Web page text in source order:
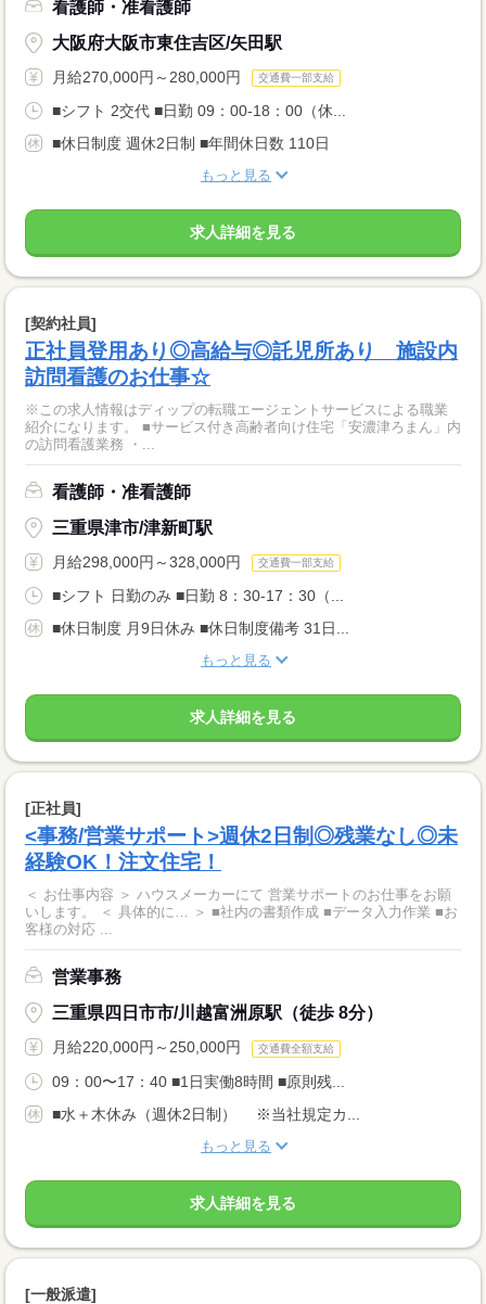
看護師・准看護師
大阪府大阪市東住吉区/矢田駅
月給270,000円～280,000円 交通費一部支給
■シフト 2交代 ■日勤 09：00-18：00（休...
■休日制度 週休2日制 ■年間休日数 110日
もっと見る
求人詳細を見る
[契約社員]
正社員登用あり◎高給与◎託児所あり 施設内
訪問看護のお仕事☆
※この求人情報はディップの転職エージェントサービスによる職業
紹介になります。 ■サービス付き高齢者向け住宅「安濃津ろまん」内
の訪問看護業務 ・...
看護師・准看護師
三重県津市/津新町駅
月給298,000円～328,000円 交通費一部支給
■シフト 日勤のみ ■日勤 8：30-17：30（...
■休日制度 月9日休み ■休日制度備考 31日...
もっと見る
求人詳細を見る
[正社員]
<事務/営業サポート>週休2日制◎残業なし◎未
経験OK！注文住宅！
＜ お仕事内容 ＞ ハウスメーカーにて 営業サポートのお仕事をお願
いします。 ＜ 具体的に… ＞ ■社内の書類作成 ■データ入力作業 ■お
客様の対応 ...
営業事務
三重県四日市市/川越富洲原駅（徒歩 8分）
月給220,000円～250,000円 交通費全額支給
09：00〜17：40 ■1日実働8時間 ■原則残...
■水＋木休み（週休2日制） ※当社規定カ...
もっと見る
求人詳細を見る
[一般派遣]